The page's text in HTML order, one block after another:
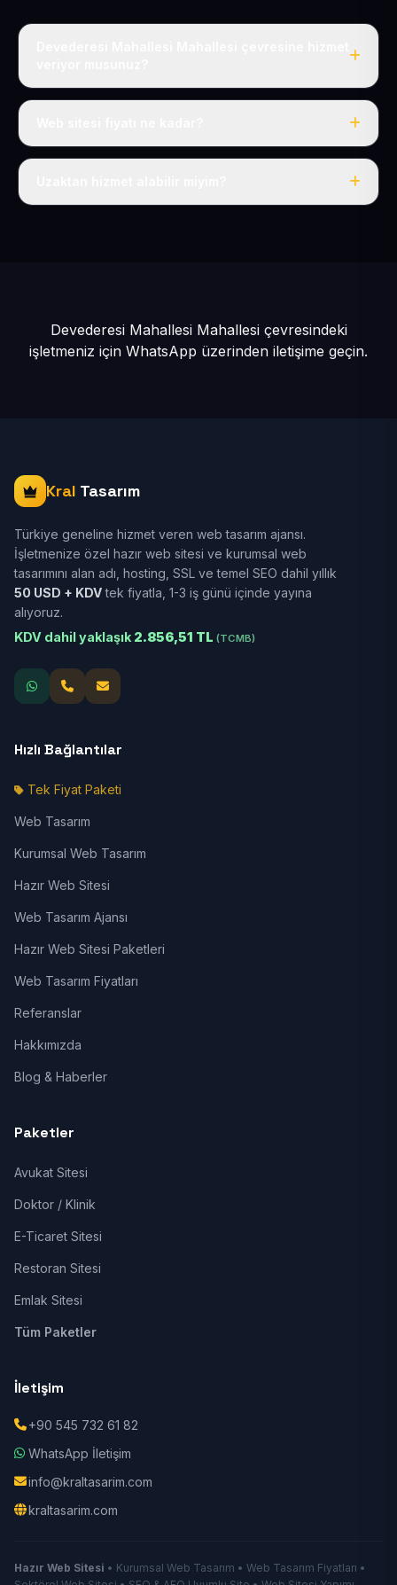
Evet, Devederesi Mahallesi dahil tüm Pınarbaşı ve
Tek fiyat: yılda 50 USD + KDV, her şey dahil.
Devederesi Mahallesi Mahallesi çevresindeki
işletmeniz için WhatsApp üzerinden iletişime geçin.
Kral Tasarım
Türkiye geneline hizmet veren web tasarım ajansı.
İşletmenize özel hazır web sitesi ve kurumsal web
tasarımını alan adı, hosting, SSL ve temel SEO dahil yıllık
50 USD + KDVtek fiyatla, 1-3 iş günü içinde yayına
alıyoruz.
KDV dahil yaklaşık 2.856,51 TL (TCMB)
Hızlı Bağlantılar
Tek Fiyat Paketi
Web Tasarım
Kurumsal Web Tasarım
Hazır Web Sitesi
Web Tasarım Ajansı
Hazır Web Sitesi Paketleri
Web Tasarım Fiyatları
Referanslar
Hakkımızda
Blog & Haberler
Paketler
Avukat Sitesi
Doktor / Klinik
E-Ticaret Sitesi
Restoran Sitesi
Emlak Sitesi
Tüm Paketler
İletişim
+90 545 732 61 82
WhatsApp İletişim
info@kraltasarim.com
kraltasarim.com
Hazır Web Sitesi • Kurumsal Web Tasarım • Web Tasarım Fiyatları •